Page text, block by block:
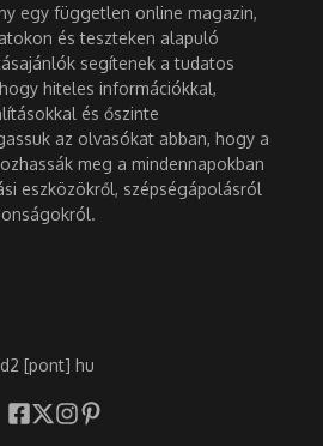
egy független online magazin,
és teszteken alapuló
segítenek a tudatos
hiteles információkkal,
és őszinte
az olvasókat abban, hogy a
meg a mindennapokban
eszközökről, szépségápolásról
[pont] hu